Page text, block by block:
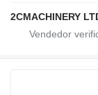
2CMACHINERY